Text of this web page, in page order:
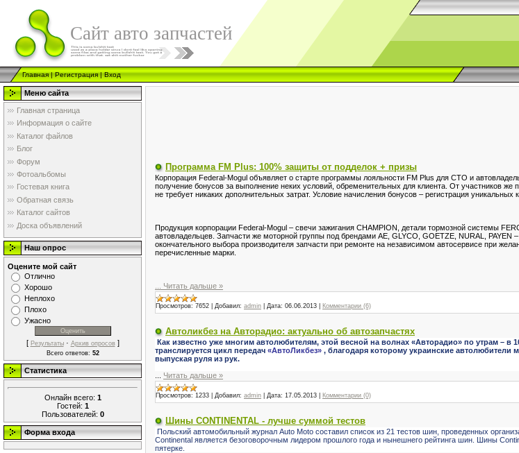
Сайт авто запчастей
Главная|Регистрация|Вход
Меню сайта
Главная страница
Информация о сайте
Каталог файлов
Блог
Форум
Фотоальбомы
Гостевая книга
Обратная связь
Каталог сайтов
Доска объявлений
Наш опрос
Оцените мой сайт
Отлично
Хорошо
Неплохо
Плохо
Ужасно
[ Результаты· Архив опросов]
Всего ответов: 52
Статистика
Онлайн всего: 1
Гостей: 1
Пользователей: 0
Форма входа
Программа FM Plus: 100% защиты от подделок + призы
Корпорация Federal-Mogul объявляет о старте программы лояльности FM Plus для СТО и
получение бонусов за выполнение неких условий, обременительных для клиента. От участников
не требует никаких дополнительных затрат. Условие начисления бонусов – регистрация
Продукция корпорации Federal-Mogul – свечи зажигания CHAMPION, детали тормозной системы
автовладельцев. Запчасти же моторной группы под брендами AE, GLYCO, GOETZE, NURAL,
окончательного выбора производителя запчасти при ремонте на независимом автосервисе при
перечисленные марки.
Читать дальше »
Просмотров: 7652 Добавил: admin Дата: 06.06.2013 Комментарии (6)
Автоликбез на Авторадио: актуально об автозапчастях
Как известно уже многим автолюбителям, этой весной на волнах «Авторадио» по утрам – в
транслируется цикл передач «АвтоЛикбез» , благодаря которому украинские автолюбители
выпуская руля из рук.
Читать дальше »
Просмотров: 1233 Добавил: admin Дата: 17.05.2013 Комментарии (0)
Шины CONTINENTAL - лучше суммой тестов
Польский автомобильный журнал Auto Moto составил список из 21 тестов шин, проведенных
Continental является безоговорочным лидером прошлого года и нынешнего рейтинга шин. Шины
пятерке.